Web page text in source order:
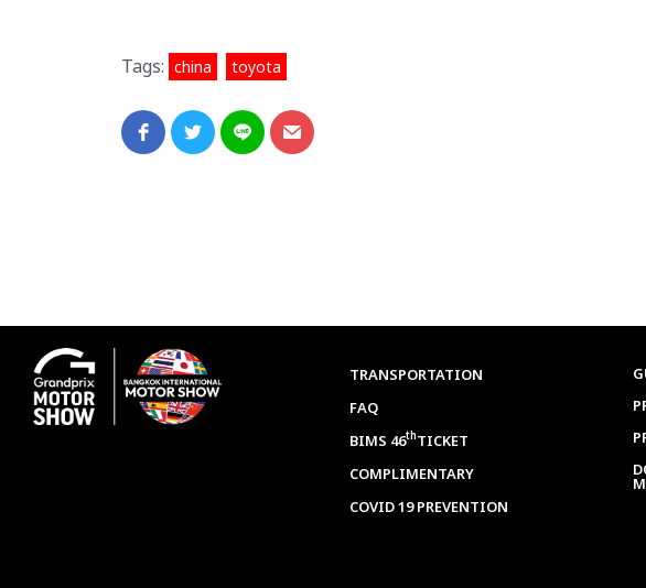
Tags: china toyota
TRANSPORTATION
FAQ
BIMS 46thTICKET
COMPLIMENTARY
COVID 19 PREVENTION